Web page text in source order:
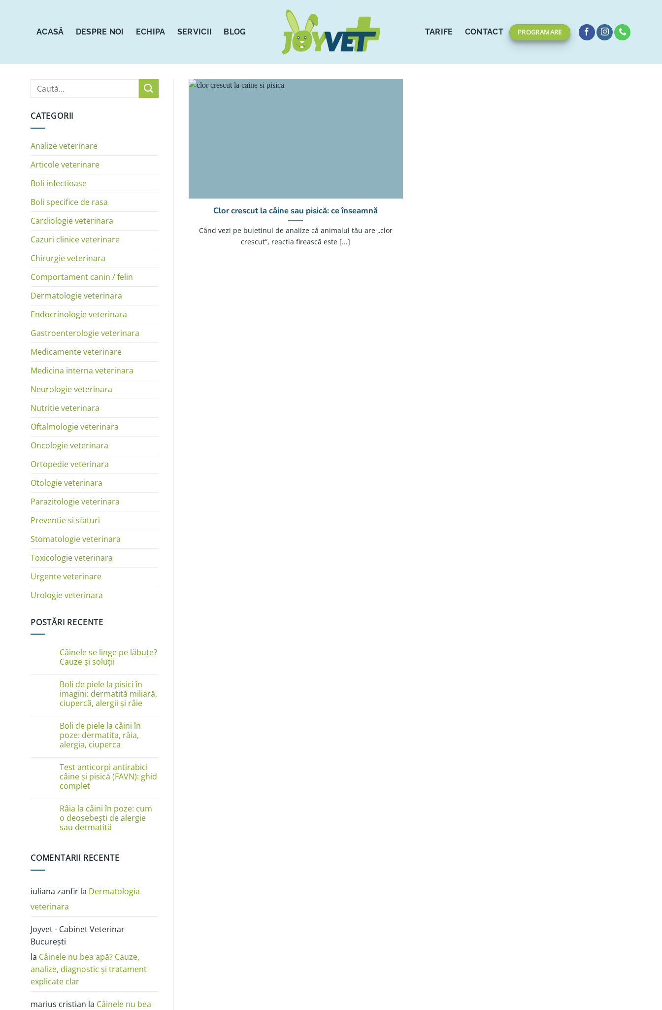
ACASĂ DESPRE NOI ECHIPA SERVICII BLOG TARIFE CONTACT PROGRAMARE
CATEGORII
Analize veterinare
Articole veterinare
Boli infectioase
Boli specifice de rasa
Cardiologie veterinara
Cazuri clinice veterinare
Chirurgie veterinara
Comportament canin / felin
Dermatologie veterinara
Endocrinologie veterinara
Gastroenterologie veterinara
Medicamente veterinare
Medicina interna veterinara
Neurologie veterinara
Nutritie veterinara
Oftalmologie veterinara
Oncologie veterinara
Ortopedie veterinara
Otologie veterinara
Parazitologie veterinara
Preventie si sfaturi
Stomatologie veterinara
Toxicologie veterinara
Urgente veterinare
Urologie veterinara
POSTĂRI RECENTE
Câinele se linge pe lăbuțe?
Cauze și soluții
comentariu
la
Câinele
se
linge
Cauze
și
soluții
Boli de piele la pisici în
imagini: dermatită miliară,
ciupercă, alergii și râie
comentariu
la
Boli
de
piele
în
imagini:
dermatită
miliară,
ciupercă,
și
râie
Boli de piele la câini în
poze: dermatita, râia,
alergia, ciuperca
la
Boli
de
piele
în
poze:
dermatita,
râia,
alergia,
Test anticorpi antirabici
câine și pisică (FAVN): ghid
complet
comentariu
la
Test
anticorpi
antirabici
(FAVN):
ghid
Râia la câini în poze: cum
o deosebești de alergie
sau dermatită
Râia
cum
o
de
dermatită
COMENTARII RECENTE
iuliana zanfir la Dermatologia
veterinara
Joyvet - Cabinet Veterinar
București
la Câinele nu bea apă? Cauze,
analize, diagnostic și tratament
explicate clar
marius cristian la Câinele nu bea
Clor crescut la câine sau pisică: ce înseamnă
Când vezi pe buletinul de analize că animalul tău are „clor
crescut”, reacția firească este [...]